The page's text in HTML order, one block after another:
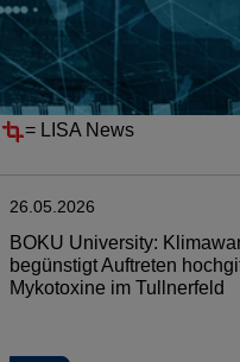
NEWS
= LISA News
26.05.2026
BOKU University:
begünstigt Auftreten
Mykotoxine im Tullnerfeld